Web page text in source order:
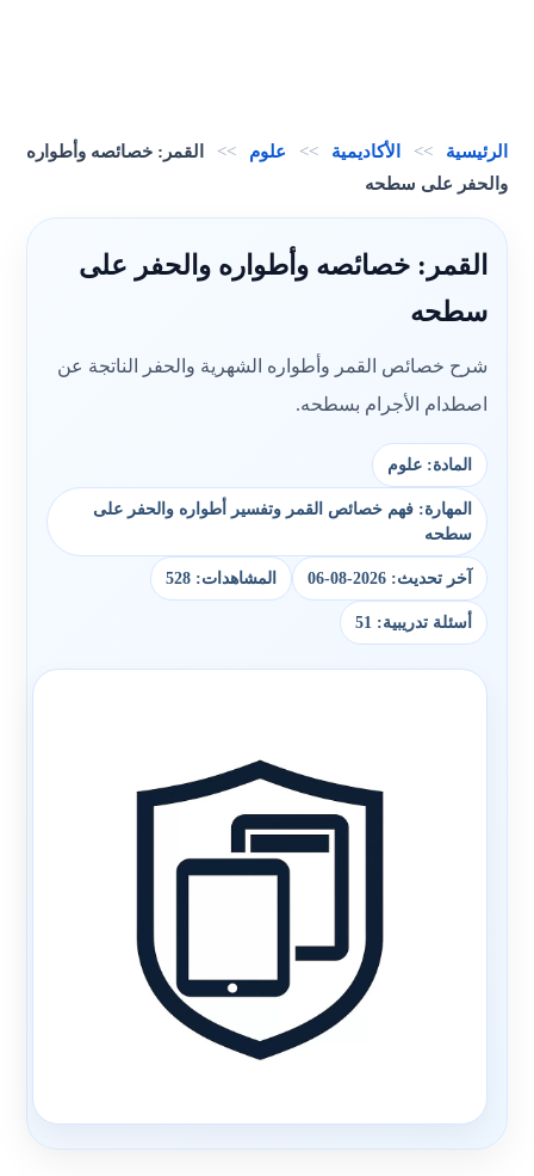
الرئيسية >> الأكاديمية >> علوم >>
القمر: خصائصه وأطواره
والحفر على سطحه
القمر: خصائصه وأطواره والحفر على
سطحه
شرح خصائص القمر وأطواره الشهرية والحفر الناتجة عن
اصطدام الأجرام بسطحه.
المادة: علوم
المهارة: فهم خصائص القمر وتفسير أطواره والحفر على
سطحه
آخر تحديث: 2026-08-06 المشاهدات: 528
أسئلة تدريبية: 51